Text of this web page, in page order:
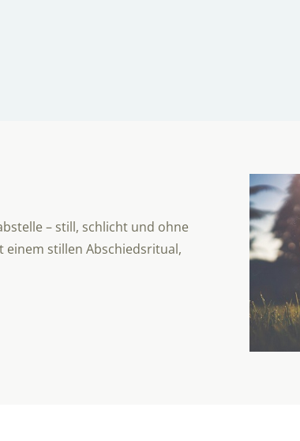
– still, schlicht und ohne
einem stillen Abschiedsritual,